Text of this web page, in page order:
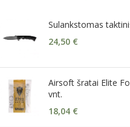
Sulankstomas
24,50 €
Airsoft šratai Elite
vnt.
18,04 €